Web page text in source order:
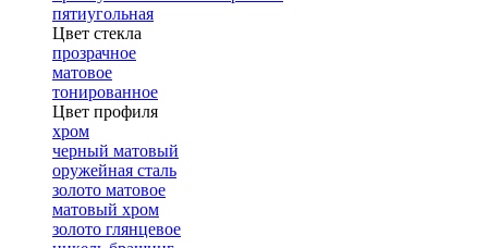
пятиугольная
Цвет стекла
прозрачное
матовое
тонированное
Цвет профиля
хром
черный матовый
оружейная сталь
золото матовое
матовый хром
золото глянцевое